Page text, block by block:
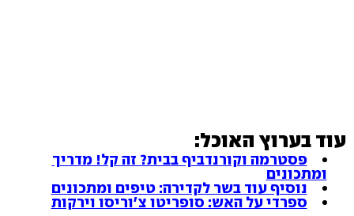
עוד בערוץ האוכל:
פסטרמה וקורנדביף בבית? זה קל! מדריך
ומתכונים
נוסיף עוד בשר לקדירה: טיפים ומתכונים
ספרדי על האש: סופריטו צ'וריסו וירקות